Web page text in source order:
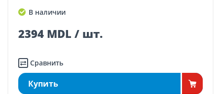
В наличии
2394 MDL / шт.
Сравнить
Купить